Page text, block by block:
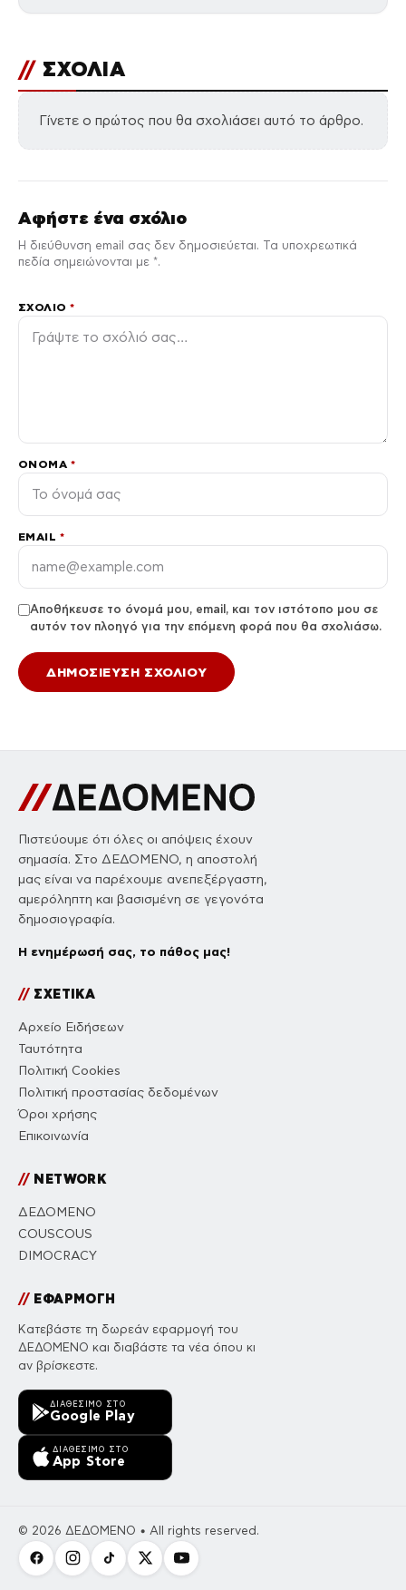
// ΣΧΟΛΙΑ
Γίνετε ο πρώτος που θα σχολιάσει αυτό το άρθρο.
Αφήστε ένα σχόλιο
Η διεύθυνση email σας δεν δημοσιεύεται. Τα υποχρεωτικά
πεδία σημειώνονται με *.
ΣΧΌΛΙΟ*
ΌΝΟΜΑ *
EMAIL *
Αποθήκευσε το όνομά μου, email, και τον ιστότοπο μου σε
αυτόν τον πλοηγό για την επόμενη φορά που θα σχολιάσω.
Πιστεύουμε ότι όλες οι απόψεις έχουν
σημασία. Στο ΔΕΔΟΜΕΝΟ, η αποστολή
μας είναι να παρέχουμε ανεπεξέργαστη,
αμερόληπτη και βασισμένη σε γεγονότα
δημοσιογραφία.
Η ενημέρωσή σας, το πάθος μας!
//ΣΧΕΤΙΚΑ
Αρχείο Ειδήσεων
Ταυτότητα
Πολιτική Cookies
Πολιτική προστασίας δεδομένων
Όροι χρήσης
Επικοινωνία
//NETWORK
ΔΕΔΟΜΕΝΟ
COUSCOUS
DIMOCRACY
//ΕΦΑΡΜΟΓΗ
Κατεβάστε τη δωρεάν εφαρμογή του
ΔΕΔΟΜΕΝΟ και διαβάστε τα νέα όπου κι
αν βρίσκεστε.
ΔΙΑΘΈΣΙΜΟ ΣΤΟ
Google Play
ΔΙΑΘΈΣΙΜΟ ΣΤΟ
App Store
© 2026 ΔΕΔΟΜΕΝΟ • All rights reserved.